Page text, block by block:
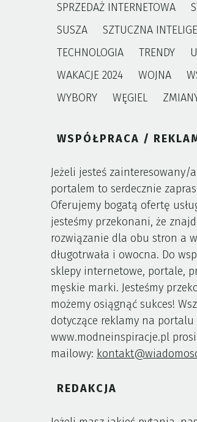
SPRZEDAŻ INTERNETOWA
SUSZA
SZTUCZNA
TECHNOLOGIA
TRENDY
WAKACJE 2024
WOJNA
WYBORY
WĘGIEL
WSPÓŁPRACA /
Jeżeli jesteś zainteresowany/
portalem to serdecznie
Oferujemy bogatą ofertę
jesteśmy przekonani, że
rozwiązanie dla obu stron a
długotrwała i owocna. Do
sklepy internetowe, portale,
męskie marki. Jesteśmy
możemy osiągnąć sukces!
dotyczące reklamy na portalu
www.modneinspiracje.pl
mailowy:
REDAKCJA